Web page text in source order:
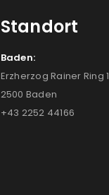
Standort
Baden:
Erzherzog Rainer Ring 1
2500 Baden
+43 2252 44166